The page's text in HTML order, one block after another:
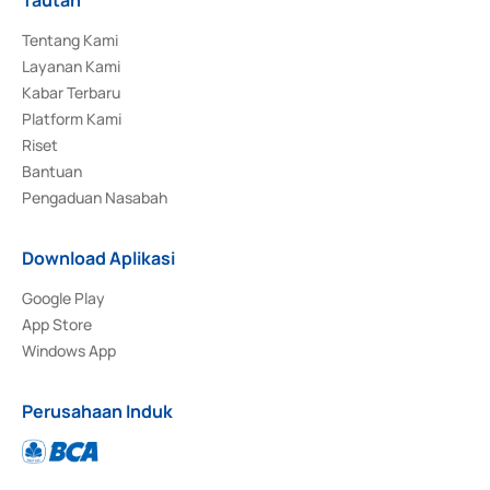
Tentang Kami
Layanan Kami
Kabar Terbaru
Platform Kami
Riset
Bantuan
Pengaduan Nasabah
Download Aplikasi
Google Play
App Store
Windows App
Perusahaan Induk